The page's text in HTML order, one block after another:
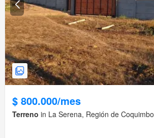
$ 800.000/mes
Terreno in La Serena, Región de Coquimbo